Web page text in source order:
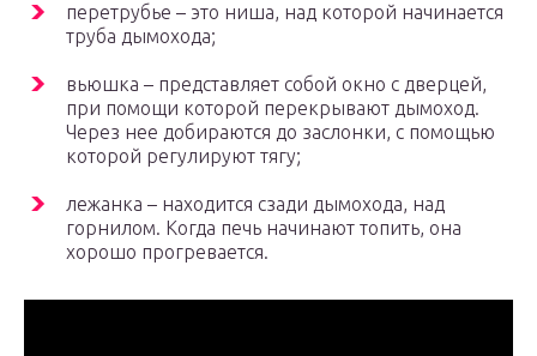
перетрубье – это ниша, над которой начинается
труба дымохода;
вьюшка – представляет собой окно с дверцей,
при помощи которой перекрывают дымоход.
Через нее добираются до заслонки, с помощью
которой регулируют тягу;
лежанка – находится сзади дымохода, над
горнилом. Когда печь начинают топить, она
хорошо прогревается.